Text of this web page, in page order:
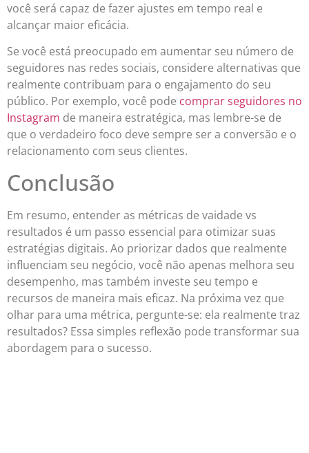
você será capaz de fazer ajustes em tempo real e
alcançar maior eficácia.
Se você está preocupado em aumentar seu número de
seguidores nas redes sociais, considere alternativas que
realmente contribuam para o engajamento do seu
público. Por exemplo, você pode comprar seguidores no
Instagram de maneira estratégica, mas lembre-se de
que o verdadeiro foco deve sempre ser a conversão e o
relacionamento com seus clientes.
Conclusão
Em resumo, entender as métricas de vaidade vs
resultados é um passo essencial para otimizar suas
estratégias digitais. Ao priorizar dados que realmente
influenciam seu negócio, você não apenas melhora seu
desempenho, mas também investe seu tempo e
recursos de maneira mais eficaz. Na próxima vez que
olhar para uma métrica, pergunte-se: ela realmente traz
resultados? Essa simples reflexão pode transformar sua
abordagem para o sucesso.